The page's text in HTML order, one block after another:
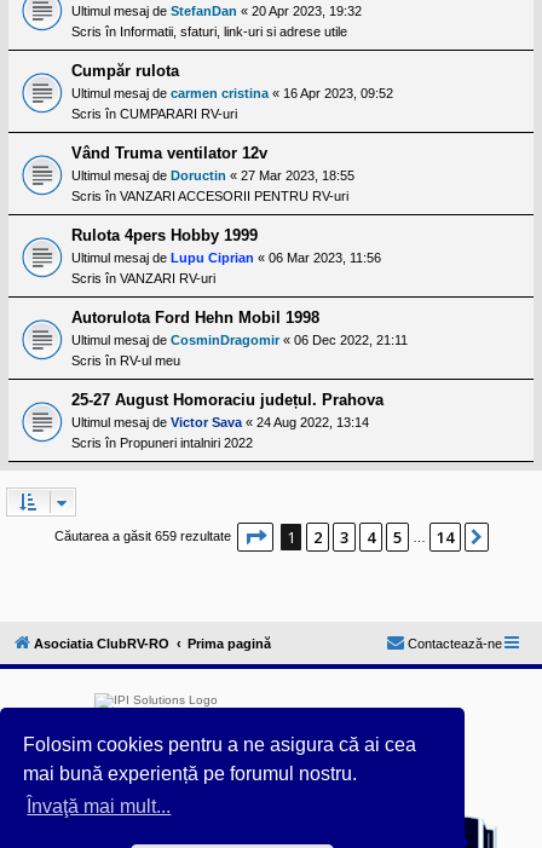
Folosim cookies pentru a ne asigura că ai cea
mai bună experiență pe forumul nostru.
Învaţă mai mult...
Ultimul mesaj de StefanDan « 20 Apr 2023, 19:32
Scris în Informatii, sfaturi, link-uri si adrese utile
Cumpăr rulota
Ultimul mesaj de carmen cristina « 16 Apr 2023, 09:52
Scris în CUMPARARI RV-uri
Vând Truma ventilator 12v
Ultimul mesaj de Doructin « 27 Mar 2023, 18:55
Scris în VANZARI ACCESORII PENTRU RV-uri
Rulota 4pers Hobby 1999
Ultimul mesaj de Lupu Ciprian « 06 Mar 2023, 11:56
Scris în VANZARI RV-uri
Autorulota Ford Hehn Mobil 1998
Ultimul mesaj de CosminDragomir« 06 Dec 2022, 21:11
Scris în RV-ul meu
25-27 August Homoraciu județul. Prahova
Ultimul mesaj de Victor Sava « 24 Aug 2022, 13:14
Scris în Propuneri intalniri 2022
Căutarea a găsit 659 rezultate Pagina din 14
1 2 3 4 5 14
Asociatia ClubRV-RO Prima pagină Contactează-ne
Furnizat de phpBB® Forum Software © phpBB Limited